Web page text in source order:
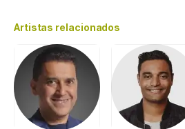
Artistas relacionados